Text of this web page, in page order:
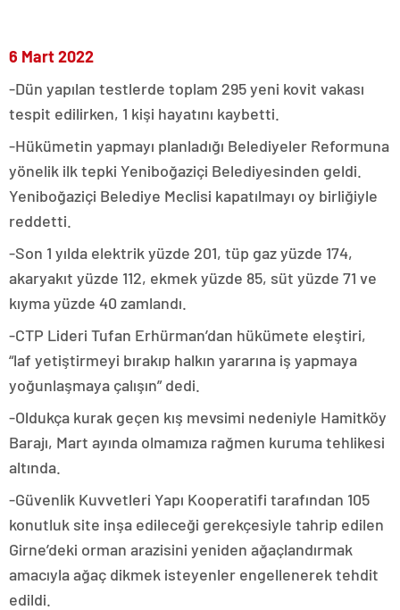
6 Mart 2022
-Dün yapılan testlerde toplam 295 yeni kovit vakası
tespit edilirken, 1 kişi hayatını kaybetti.
-Hükümetin yapmayı planladığı Belediyeler Reformuna
yönelik ilk tepki Yeniboğaziçi Belediyesinden geldi.
Yeniboğaziçi Belediye Meclisi kapatılmayı oy birliğiyle
reddetti.
-Son 1 yılda elektrik yüzde 201, tüp gaz yüzde 174,
akaryakıt yüzde 112, ekmek yüzde 85, süt yüzde 71 ve
kıyma yüzde 40 zamlandı.
-CTP Lideri Tufan Erhürman’dan hükümete eleştiri,
“laf yetiştirmeyi bırakıp halkın yararına iş yapmaya
yoğunlaşmaya çalışın” dedi.
-Oldukça kurak geçen kış mevsimi nedeniyle Hamitköy
Barajı, Mart ayında olmamıza rağmen kuruma tehlikesi
altında.
-Güvenlik Kuvvetleri Yapı Kooperatifi tarafından 105
konutluk site inşa edileceği gerekçesiyle tahrip edilen
Girne’deki orman arazisini yeniden ağaçlandırmak
amacıyla ağaç dikmek isteyenler engellenerek tehdit
edildi.